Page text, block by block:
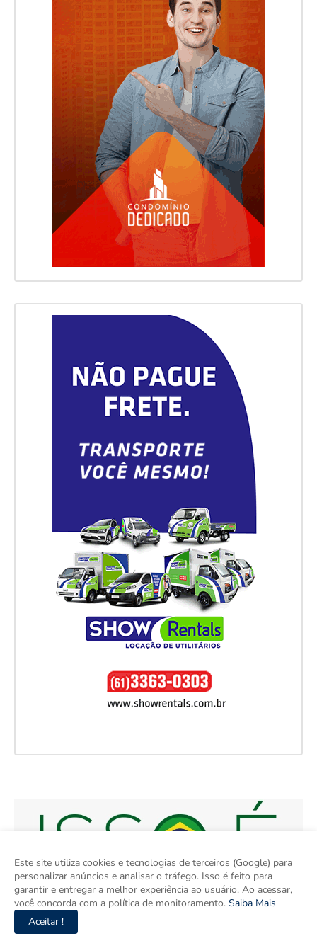
Este site utiliza cookies e tecnologias de terceiros (Google) para
personalizar anúncios e analisar o tráfego. Isso é feito para
garantir e entregar a melhor experiência ao usuário. Ao acessar,
você concorda com a política de monitoramento. Saiba Mais
Aceitar !